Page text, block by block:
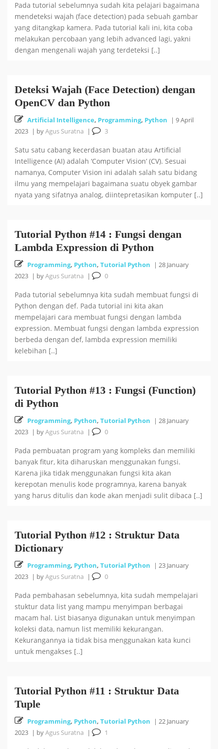
Pada tutorial sebelumnya sudah kita pelajari bagaimana
mendeteksi wajah (face detection) pada sebuah gambar
yang ditangkap kamera. Pada tutorial kali ini, kita coba
melakukan percobaan yang lebih advanced lagi, yakni
dengan mengenali wajah yang terdeteksi [..]
Deteksi Wajah (Face Detection) dengan
OpenCV dan Python
Artificial Intelligence, Programming, Python | 9 April
2023 | byAgus Suratna | 3
Satu satu cabang kecerdasan buatan atau Artificial
Intelligence (AI) adalah ‘Computer Vision’ (CV). Sesuai
namanya, Computer Vision ini adalah salah satu bidang
ilmu yang mempelajari bagaimana suatu obyek gambar
nyata yang sifatnya analog, diintepretasikan komputer [..]
Tutorial Python #14 : Fungsi dengan
Lambda Expression di Python
Programming, Python, Tutorial Python | 28 January
2023 | byAgus Suratna | 0
Pada tutorial sebelumnya kita sudah membuat fungsi di
Python dengan def. Pada tutorial ini kita akan
mempelajari cara membuat fungsi dengan lambda
expression. Membuat fungsi dengan lambda expression
berbeda dengan def, lambda expression memiliki
kelebihan [..]
Tutorial Python #13 : Fungsi (Function)
di Python
Programming, Python, Tutorial Python | 28 January
2023 | byAgus Suratna | 0
Pada pembuatan program yang kompleks dan memiliki
banyak fitur, kita diharuskan menggunakan fungsi.
Karena jika tidak menggunakan fungsi kita akan
kerepotan menulis kode programnya, karena banyak
yang harus ditulis dan kode akan menjadi sulit dibaca [..]
Tutorial Python #12 : Struktur Data
Dictionary
Programming, Python, Tutorial Python | 23 January
2023 | byAgus Suratna | 0
Pada pembahasan sebelumnya, kita sudah mempelajari
stuktur data list yang mampu menyimpan berbagai
macam hal. List biasanya digunakan untuk menyimpan
koleksi data, namun list memiliki kekurangan.
Kekurangannya ia tidak bisa menggunakan kata kunci
untuk mengakses [..]
Tutorial Python #11 : Struktur Data
Tuple
Programming, Python, Tutorial Python | 22 January
2023 | byAgus Suratna | 1